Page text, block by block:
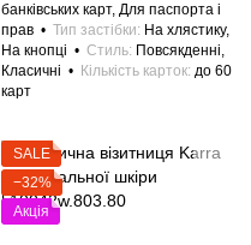
банківських карт, Для паспорта і
прав
Тип застібки
На хлястику,
На кнопці
Стиль Повсякденні,
Класичні
Кількість карток до 60
карт
SALE
−32%
Акція